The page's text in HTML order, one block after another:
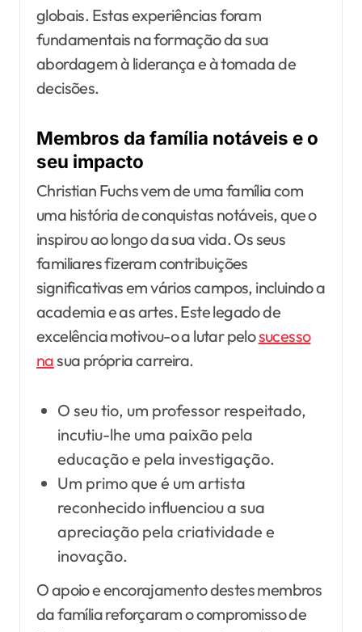
globais. Estas experiências foram
fundamentais na formação da sua
abordagem à liderança e à tomada de
decisões.
Membros da família notáveis e o
seu impacto
Christian Fuchs vem de uma família com
uma história de conquistas notáveis, que o
inspirou ao longo da sua vida. Os seus
familiares fizeram contribuições
significativas em vários campos, incluindo a
academia e as artes. Este legado de
excelência motivou-o a lutar pelosucesso
nasua própria carreira.
O seu tio, um professor respeitado,
incutiu-lhe uma paixão pela
educação e pela investigação.
Um primo que é um artista
reconhecido influenciou a sua
apreciação pela criatividade e
inovação.
O apoio e encorajamento destes membros
da família reforçaram o compromisso de